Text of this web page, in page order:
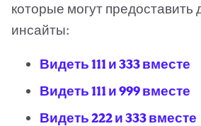
которые могут
инсайты:
Видеть 111 и 333 вместе
Видеть 111 и 999 вместе
Видеть 222 и 333 вместе